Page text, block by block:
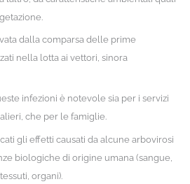
dalla comparsa delle prime
nella lotta ai vettori, sinora
infezioni è notevole sia per i servizi
che per le famiglie.
gli effetti causati da alcune arbovirosi
biologiche di origine umana (sangue,
organi).